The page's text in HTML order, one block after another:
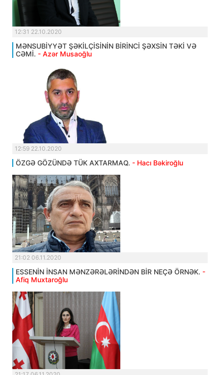
12:31 22.10.2020
MƏNSUBİYYƏT ŞƏKİLÇİSİNİN BİRİNCİ ŞƏXSİN TƏKİ VƏ
CƏMİ. - Azər Musaoğlu
12:59 22.10.2020
ÖZGƏ GÖZÜNDƏ TÜK AXTARMAQ. - Hacı Bəkiroğlu
21:02 06.11.2020
ESSENİN İNSAN MƏNZƏRƏLƏRİNDƏN BİR NEÇƏ ÖRNƏK. -
Afiq Muxtaroğlu